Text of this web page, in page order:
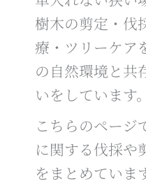
樹木の剪定・伐
療・ツリーケア
の自然環境と共
いをしています。
こちらのページ
に関する伐採や
をまとめていま